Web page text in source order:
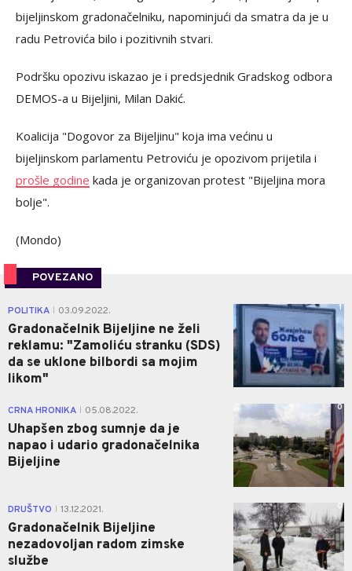
bijeljinskom gradonačelniku, napominjući da smatra da je u
radu Petrovića bilo i pozitivnih stvari.
Podršku opozivu iskazao je i predsjednik Gradskog odbora
DEMOS-a u Bijeljini, Milan Dakić.
Koalicija "Dogovor za Bijeljinu" koja ima većinu u
bijeljinskom parlamentu Petroviću je opozivom prijetila i
prošle godine kada je organizovan protest "Bijeljina mora
bolje".
(Mondo)
POVEZANO
POLITIKA 03.09.2022.
Gradonačelnik Bijeljine ne želi
reklamu: "Zamoliću stranku (SDS)
da se uklone bilbordi sa mojim
likom"
1
CRNA HRONIKA 05.08.2022.
Uhapšen zbog sumnje da je
napao i udario gradonačelnika
Bijeljine
0
DRUŠTVO 13.12.2021.
Gradonačelnik Bijeljine
nezadovoljan radom zimske
službe
0